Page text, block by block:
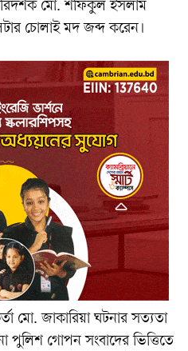
মো. শফিকুল ইসলাম
চোলাই মদ জব্দ করেন।
মো. জাকারিয়া ঘটনার সত্যতা
পুলিশ গোপন সংবাদের ভিত্তিতে